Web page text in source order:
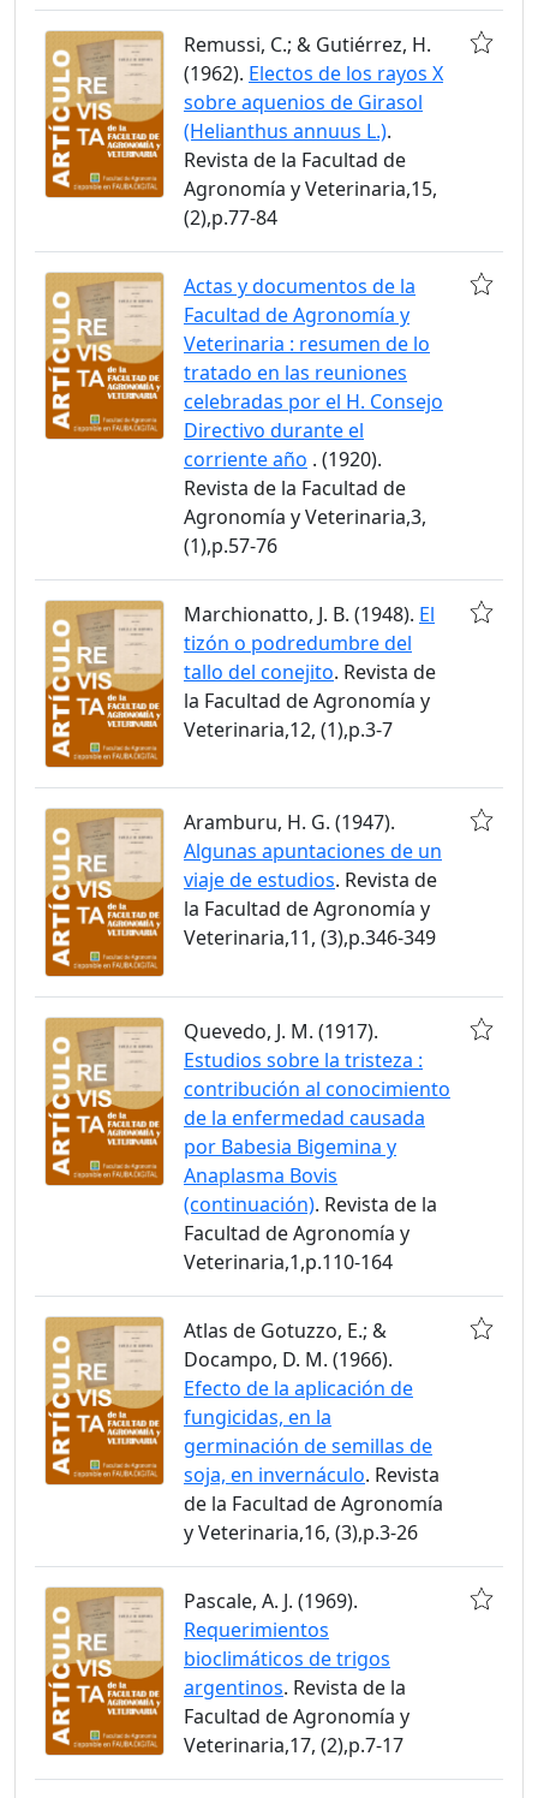
Remussi, C.; & Gutiérrez, H.
(1962). Electos de los rayos X
sobre aquenios de Girasol
(Helianthus annuus L.).
Revista de la Facultad de
Agronomía y Veterinaria,15,
(2),p.77-84
Actas y documentos de la
Facultad de Agronomía y
Veterinaria : resumen de lo
tratado en las reuniones
celebradas por el H. Consejo
Directivo durante el
corriente año . (1920).
Revista de la Facultad de
Agronomía y Veterinaria,3,
(1),p.57-76
Marchionatto, J. B. (1948). El
tizón o podredumbre del
tallo del conejito. Revista de
la Facultad de Agronomía y
Veterinaria,12, (1),p.3-7
Aramburu, H. G. (1947).
Algunas apuntaciones de un
viaje de estudios. Revista de
la Facultad de Agronomía y
Veterinaria,11, (3),p.346-349
Quevedo, J. M. (1917).
Estudios sobre la tristeza :
contribución al conocimiento
de la enfermedad causada
por Babesia Bigemina y
Anaplasma Bovis
(continuación). Revista de la
Facultad de Agronomía y
Veterinaria,1,p.110-164
Atlas de Gotuzzo, E.; &
Docampo, D. M. (1966).
Efecto de la aplicación de
fungicidas, en la
germinación de semillas de
soja, en invernáculo. Revista
de la Facultad de Agronomía
y Veterinaria,16, (3),p.3-26
Pascale, A. J. (1969).
Requerimientos
bioclimáticos de trigos
argentinos. Revista de la
Facultad de Agronomía y
Veterinaria,17, (2),p.7-17